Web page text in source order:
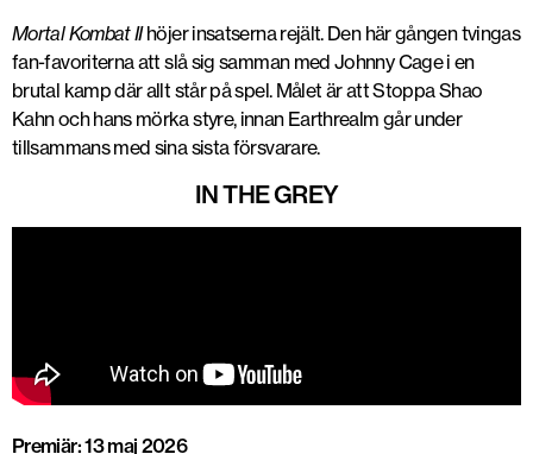
Mortal Kombat IIhöjer insatserna rejält. Den här gången tvingas
fan-favoriterna att slå sig samman medJohnny Cagei en
brutal kamp där allt står på spel. Målet är att StoppaShao
Kahnoch hans mörka styre, innan Earthrealm går under
tillsammans med sina sista försvarare.
IN THE GREY
Premiär: 13 maj 2026